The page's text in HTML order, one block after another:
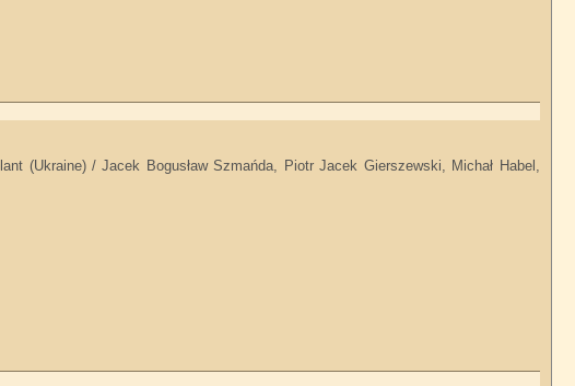
(Ukraine) / Jacek Bogusław Szmańda, Piotr Jacek Gierszewski, Michał Habel,